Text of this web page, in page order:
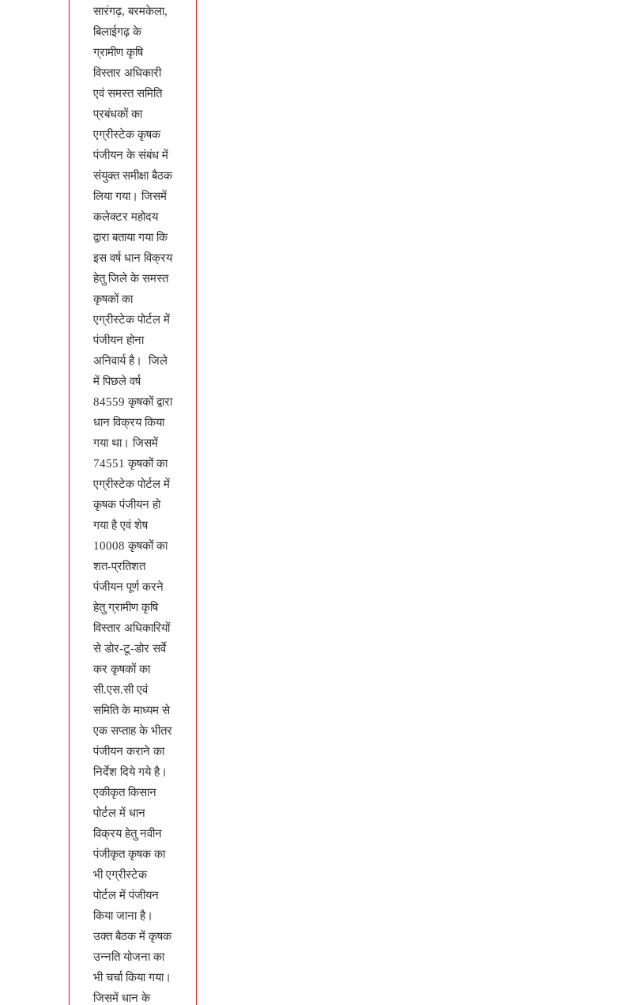
सारंगढ़, बरमकेला,
बिलाईगढ़ के
ग्रामीण कृषि
विस्तार अधिकारी
एवं समस्त समिति
प्रबंधकों का
एग्रीस्टेक कृषक
पंजीयन के संबंध में
संयुक्त समीक्षा बैठक
लिया गया। जिसमें
कलेक्टर महोदय
द्वारा बताया गया कि
इस वर्ष धान विक्रय
हेतु जिले के समस्त
कृषकों का
एग्रीस्टेक पोर्टल में
पंजीयन होना
अनिवार्य है। जिले
में पिछले वर्ष
84559 कृषकों द्वारा
धान विक्रय किया
गया था। जिसमें
74551 कृषकों का
एग्रीस्टेक पोर्टल में
कृषक पंजीयन हो
गया है एवं शेष
10008 कृषकों का
शत-प्रतिशत
पंजीयन पूर्ण करने
हेतु ग्रामीण कृषि
विस्तार अधिकारियों
से डोर-टू-डोर सर्वे
कर कृषकों का
सी.एस.सी एवं
समिति के माध्यम से
एक सप्ताह के भीतर
पंजीयन कराने का
निर्देश दिये गये है।
एकीकृत किसान
पोर्टल में धान
विक्रय हेतु नवीन
पंजीकृत कृषक का
भी एग्रीस्टेक
पोर्टल में पंजीयन
किया जाना है।
उक्त बैठक में कृषक
उन्नति योजना का
भी चर्चा किया गया।
जिसमें धान के